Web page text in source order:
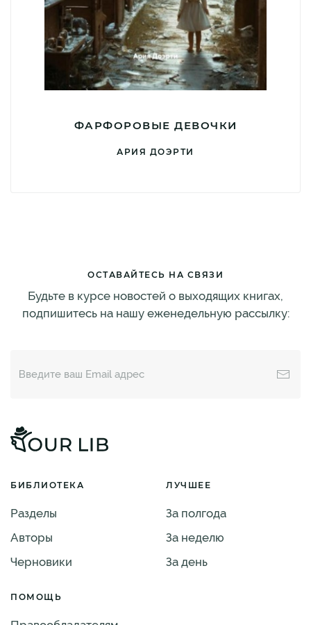
ФАРФОРОВЫЕ ДЕВОЧКИ
АРИЯ ДОЭРТИ
ОСТАВАЙТЕСЬ НА СВЯЗИ
Будьте в курсе новостей о выходящих книгах,
подпишитесь на нашу еженедельную рассылку:
БИБЛИОТЕКА
Разделы
Авторы
Черновики
ЛУЧШЕЕ
За полгода
За неделю
За день
ПОМОЩЬ